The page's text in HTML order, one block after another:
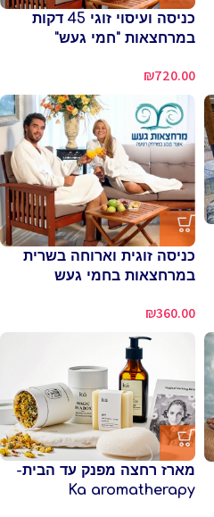
כניסה ועיסוי זוגי 45 דקות
במרחצאות "חמי געש"
₪720.00
כניסה זוגית וארוחה בשרית
במרחצאות בחמי געש
₪360.00
מארז רחצה מפנק עד הבית-
Ka aromatherapy